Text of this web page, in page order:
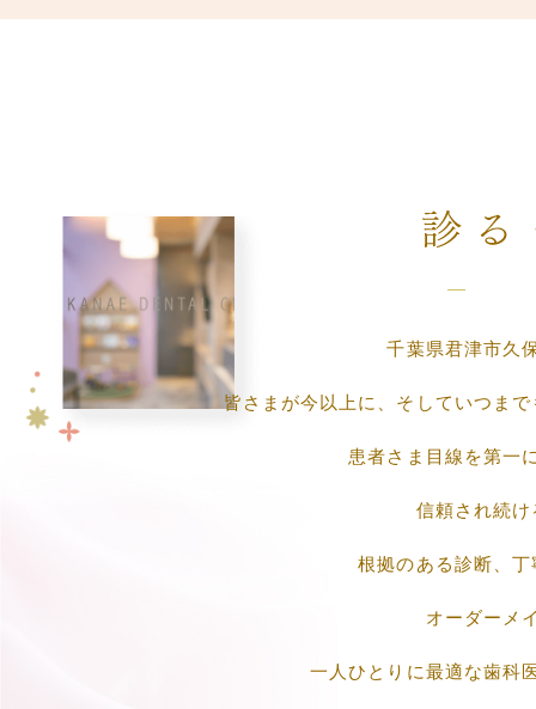
千葉県君津市久
皆さまが今以上に、そしていつま
患者さま目線を第一
信頼され続
根拠のある診断、
オーダーメ
一人ひとりに最適な歯科